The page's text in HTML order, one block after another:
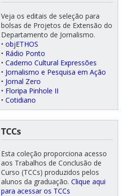
Veja os editais de seleção para
bolsas de Projetos de Extensão do
Departamento de Jornalismo.
• objETHOS
• Rádio Ponto
• Caderno Cultural Expressões
• Jornalismo e Pesquisa em Ação
• Jornal Zero
• Floripa Pinhole II
• Cotidiano
TCCs
Esta coleção proporciona acesso
aos Trabalhos de Conclusão de
Curso (TCCs) produzidos pelos
alunos da graduação. Clique aqui
para acessar os TCCs